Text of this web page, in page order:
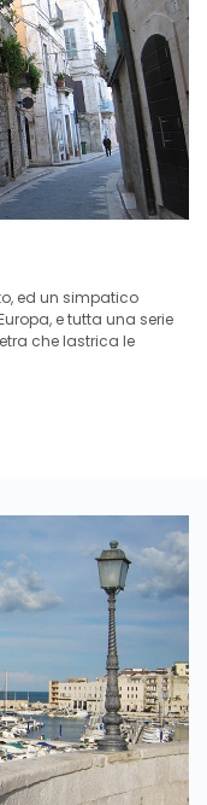
ed un simpatico
e tutta una serie
che lastrica le